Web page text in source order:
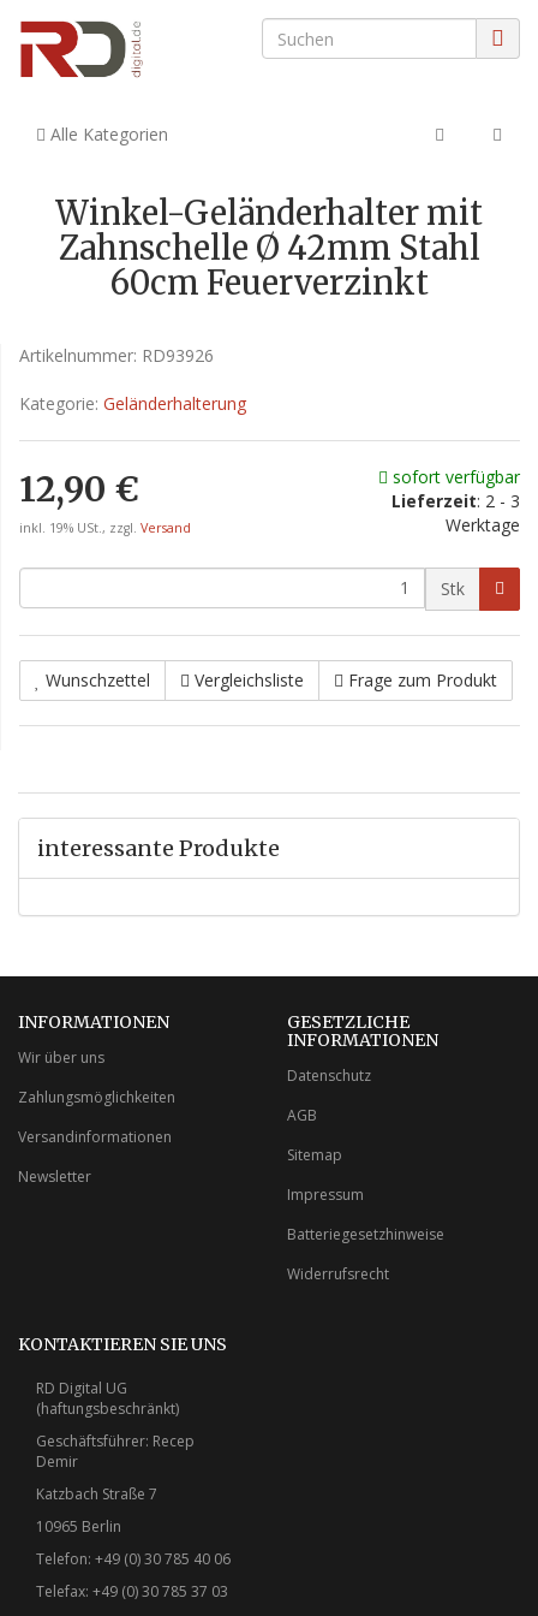
Alle Kategorien
Winkel-Geländerhalter mit
Zahnschelle Ø 42mm Stahl
60cm Feuerverzinkt
Artikelnummer: RD93926
Kategorie: Geländerhalterung
12,90 €
inkl. 19% USt., zzgl. Versand
sofort verfügbar
Lieferzeit: 2 - 3
Werktage
Stk
Wunschzettel Vergleichsliste Frage zum Produkt
interessante Produkte
INFORMATIONEN
Wir über uns
Zahlungsmöglichkeiten
Versandinformationen
Newsletter
GESETZLICHE
INFORMATIONEN
Datenschutz
AGB
Sitemap
Impressum
Batteriegesetzhinweise
Widerrufsrecht
KONTAKTIEREN SIE UNS
RD Digital UG
(haftungsbeschränkt)
Geschäftsführer: Recep
Demir
Katzbach Straße 7
10965 Berlin
Telefon: +49 (0) 30 785 40 06
Telefax: +49 (0) 30 785 37 03